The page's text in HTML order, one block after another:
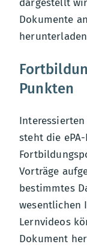
dargestellt
Dokumente
Punkten
steht die
Vorträge
bestimmtes
wesentlichen
Lernvideos
Dokument